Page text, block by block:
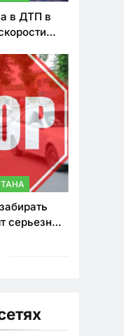
в ДТП в
серьезно